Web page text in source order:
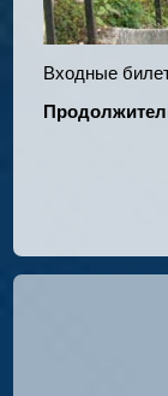
Входные